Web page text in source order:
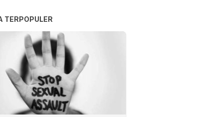
TERPOPULER